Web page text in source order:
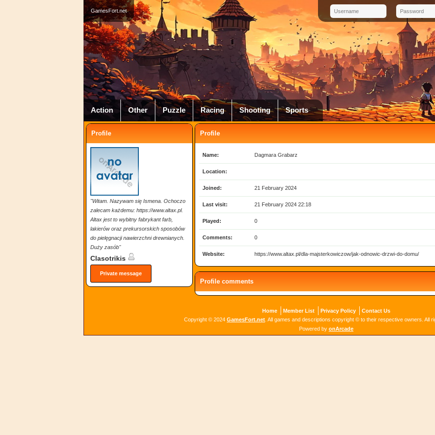
GamesFort.net
Action Other Puzzle Racing Shooting Sports
Profile
"Witam. Nazywam się Ismena. Ochoczo
zalecam każdemu: https://www.altax.pl.
Altax jest to wybitny fabrykant farb,
lakierów oraz prekursorskich sposobów
do pielęgnacji nawierzchni drewnianych.
Duży zasób"
Clasotrikis
Private message
Profile
Name: Dagmara Grabarz
Location:
Joined: 21 February 2024
Last visit: 21 February 2024 22:18
Played: 0
Comments: 0
Website: https://www.altax.pl/dla-majsterkowiczow/jak-odnowic-drzwi-do-domu/
Profile comments
Home Member List Privacy Policy
Contact Us
Copyright © 2024 GamesFort.net . All games and descriptions copyright © to their respective owners. All
Powered by onArcade